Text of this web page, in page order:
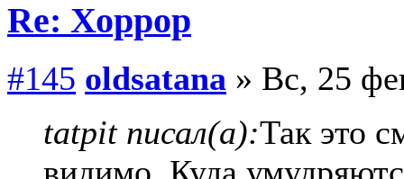
Re: Хоррор
#145 oldsatana » Вс, 25
tatpit писал(а):Так это